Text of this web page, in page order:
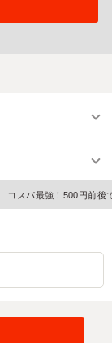
コスパ最強！500円前後